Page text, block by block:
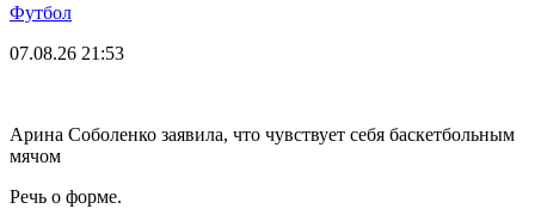
Футбол
07.08.26 21:53
Арина Соболенко заявила, что чувствует себя баскетбольным
мячом
Речь о форме.